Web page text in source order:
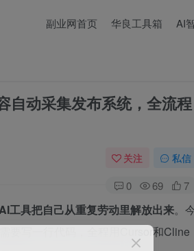
副业网首页 华良工具箱 AI
自动采集发布系统，全流程
关注 私信
0 69 7
工具把自己从重复劳动里解放出来。
要写一行代码，全程用Cursor和Cline